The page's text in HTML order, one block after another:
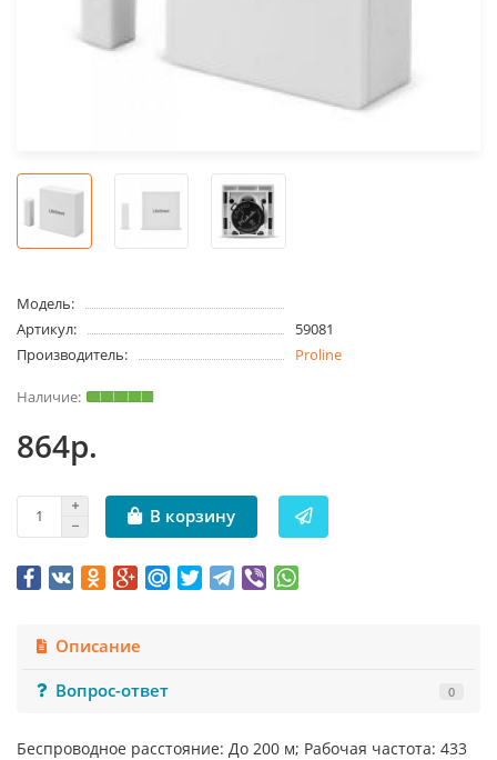
Модель:
Артикул:
59081
Производитель:
Proline
864р.
В корзину
Описание
Вопрос-ответ
0
Беспроводное расстояние: До 200 м; Рабочая частота: 433